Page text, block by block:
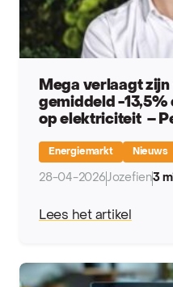
Mega verlaagt zijn
gemiddeld -13,5%
op elektriciteit –
Energiemarkt Nieuws
28-04-2026Jozefien3
Lees het artikel